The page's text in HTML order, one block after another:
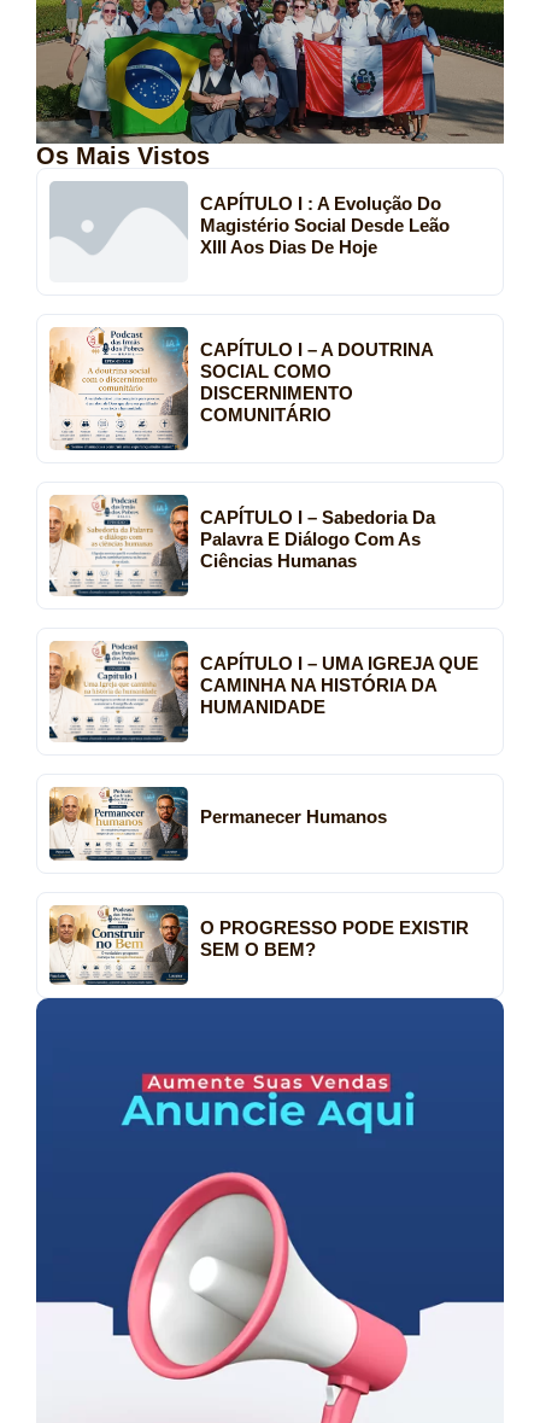
Os Mais Vistos
CAPÍTULO I : A Evolução Do
Magistério Social Desde Leão
XIII Aos Dias De Hoje
CAPÍTULO I – A DOUTRINA
SOCIAL COMO
DISCERNIMENTO
COMUNITÁRIO
CAPÍTULO I – Sabedoria Da
Palavra E Diálogo Com As
Ciências Humanas
CAPÍTULO I – UMA IGREJA QUE
CAMINHA NA HISTÓRIA DA
HUMANIDADE
Permanecer Humanos
O PROGRESSO PODE EXISTIR
SEM O BEM?